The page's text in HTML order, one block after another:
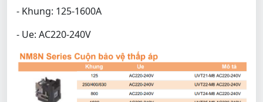
- Khung: 125-1600A
- Ue: AC220-240V